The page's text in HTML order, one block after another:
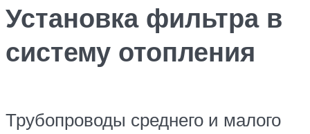
Установка фильтра в
систему отопления
Трубопроводы среднего и малого